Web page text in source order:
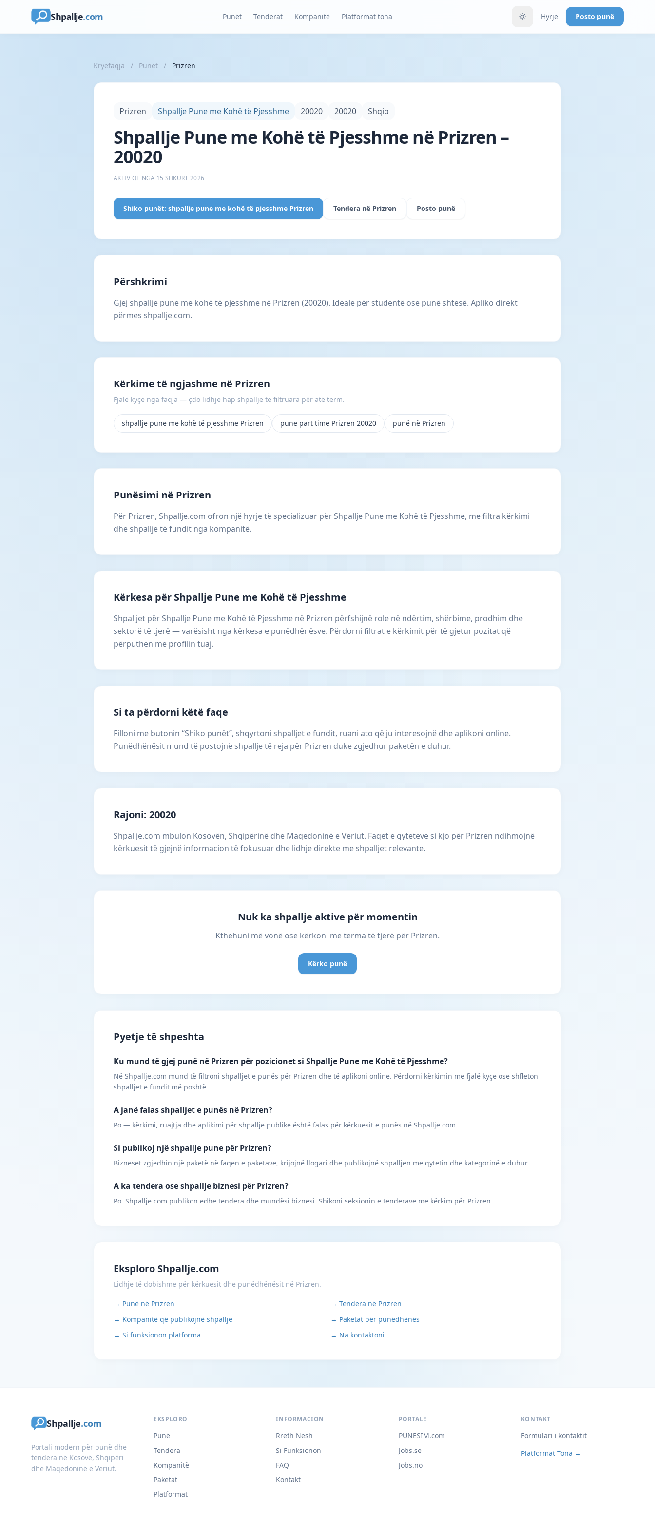
Shpallje.com Punët Tenderat Kompanitë Platformat tona Hyrje Posto punë
Kryefaqja / Punët / Prizren
Prizren Shpallje Pune me Kohë të Pjesshme 20020 20020 Shqip
Shpallje Pune me Kohë të Pjesshme në Prizren –
20020
AKTIV QË NGA 15 SHKURT 2026
Shiko punët: shpallje pune me kohë të pjesshme Prizren Tendera në Prizren Posto punë
Përshkrimi
Gjej shpallje pune me kohë të pjesshme në Prizren (20020). Ideale për studentë ose punë shtesë. Apliko direkt
përmes shpallje.com.
Kërkime të ngjashme në Prizren
Fjalë kyçe nga faqja — çdo lidhje hap shpallje të filtruara për atë term.
shpallje pune me kohë të pjesshme Prizren pune part time Prizren 20020 punë në Prizren
Punësimi në Prizren
Për Prizren, Shpallje.com ofron një hyrje të specializuar për Shpallje Pune me Kohë të Pjesshme, me filtra kërkimi
dhe shpallje të fundit nga kompanitë.
Kërkesa për Shpallje Pune me Kohë të Pjesshme
Shpalljet për Shpallje Pune me Kohë të Pjesshme në Prizren përfshijnë role në ndërtim, shërbime, prodhim dhe
sektorë të tjerë — varësisht nga kërkesa e punëdhënësve. Përdorni filtrat e kërkimit për të gjetur pozitat që
përputhen me profilin tuaj.
Si ta përdorni këtë faqe
Filloni me butonin “Shiko punët”, shqyrtoni shpalljet e fundit, ruani ato që ju interesojnë dhe aplikoni online.
Punëdhënësit mund të postojnë shpallje të reja për Prizren duke zgjedhur paketën e duhur.
Rajoni: 20020
Shpallje.com mbulon Kosovën, Shqipërinë dhe Maqedoninë e Veriut. Faqet e qyteteve si kjo për Prizren ndihmojnë
kërkuesit të gjejnë informacion të fokusuar dhe lidhje direkte me shpalljet relevante.
Nuk ka shpallje aktive për momentin
Kthehuni më vonë ose kërkoni me terma të tjerë për Prizren.
Kërko punë
Pyetje të shpeshta
Ku mund të gjej punë në Prizren për pozicionet si Shpallje Pune me Kohë të Pjesshme?
Në Shpallje.com mund të filtroni shpalljet e punës për Prizren dhe të aplikoni online. Përdorni kërkimin me fjalë kyçe ose shfletoni
shpalljet e fundit më poshtë.
A janë falas shpalljet e punës në Prizren?
Po — kërkimi, ruajtja dhe aplikimi për shpallje publike është falas për kërkuesit e punës në Shpallje.com.
Si publikoj një shpallje pune për Prizren?
Bizneset zgjedhin një paketë në faqen e paketave, krijojnë llogari dhe publikojnë shpalljen me qytetin dhe kategorinë e duhur.
A ka tendera ose shpallje biznesi për Prizren?
Po. Shpallje.com publikon edhe tendera dhe mundësi biznesi. Shikoni seksionin e tenderave me kërkim për Prizren.
Eksploro Shpallje.com
Lidhje të dobishme për kërkuesit dhe punëdhënësit në Prizren.
→ Punë në Prizren
→ Tendera në Prizren
→ Kompanitë që publikojnë shpallje
→ Paketat për punëdhënës
→ Si funksionon platforma
→ Na kontaktoni
Shpallje.com
Portali modern për punë dhe
tendera në Kosovë, Shqipëri
dhe Maqedoninë e Veriut.
EKSPLORO
Punë
Tendera
Kompanitë
Paketat
Platformat
INFORMACION
Rreth Nesh
Si Funksionon
FAQ
Kontakt
PORTALE
PUNESIM.com
Jobs.se
Jobs.no
KONTAKT
Formulari i kontaktit
Platformat Tona →